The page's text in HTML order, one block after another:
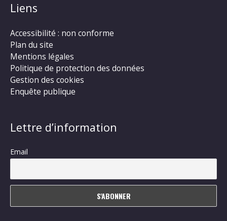
Liens
Accessibilité : non conforme
Plan du site
Mentions légales
Politique de protection des données
Gestion des cookies
Enquête publique
Lettre d’information
Email